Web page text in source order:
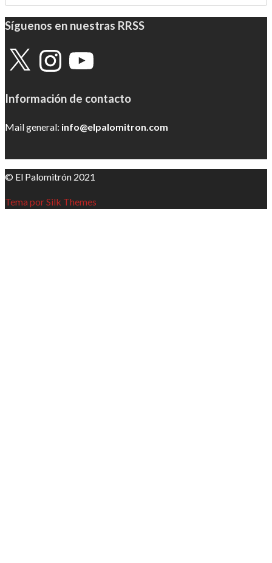
Síguenos en nuestras RRSS
X InstagramYouTube
Información de contacto
Mail general: info@elpalomitron.com
© El Palomitrón 2021
Tema por Silk Themes